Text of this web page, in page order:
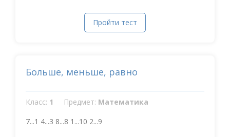
Пройти тест
Больше, меньше, равно
Класс: 1 Предмет: Математика
7...1 4...3 8...8 1...10 2...9